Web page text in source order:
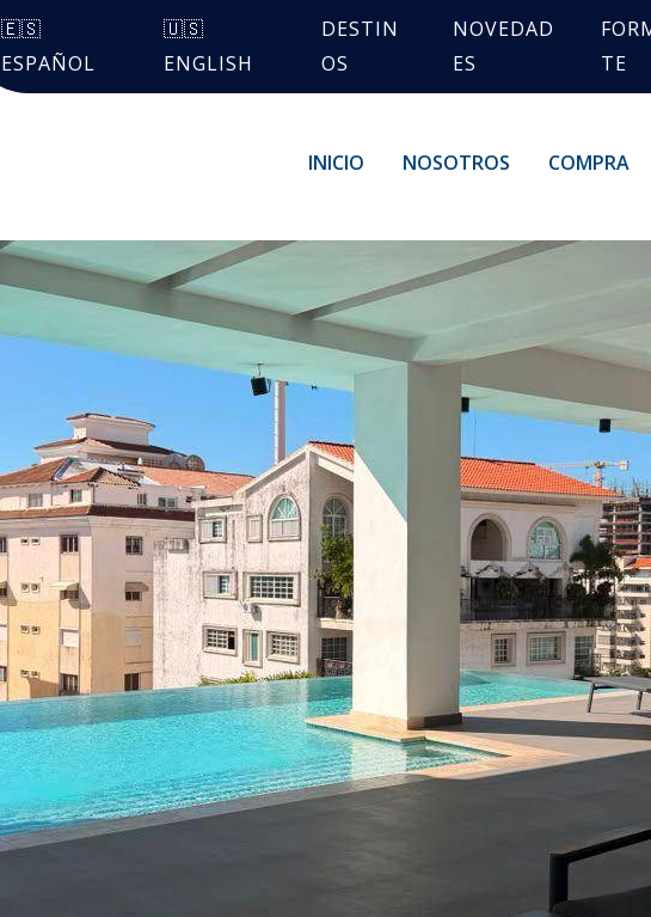
🇪🇸
ESPAÑOL
🇺🇸
ENGLISH
DESTIN
OS
NOVEDAD
ES
TE
INICIO NOSOTROS COMPRA